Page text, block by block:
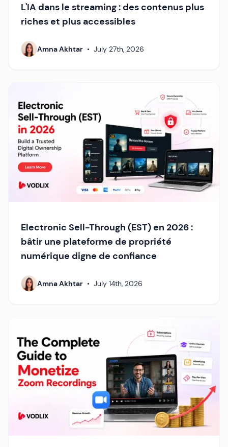
L'IA dans le streaming : des contenus plus
riches et plus accessibles
Amna Akhtar • July 27th, 2026
Electronic Sell-Through (EST) en 2026 :
bâtir une plateforme de propriété
numérique digne de confiance
Amna Akhtar • July 14th, 2026